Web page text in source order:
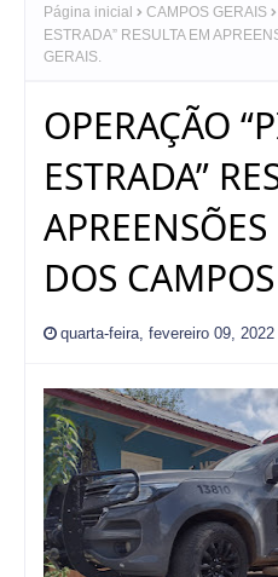
Página inicial CAMPOS GERAIS
ESTRADA” RESULTA EM
GERAIS.
OPERAÇÃO
ESTRADA”
DOS
quarta-feira, fevereiro 09, 2022